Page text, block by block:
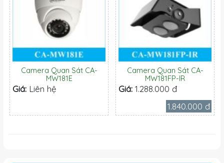
Camera Quan Sát CA-
MW181E
Giá: Liên hệ
Camera Quan Sát CA-
MW181FP-IR
Giá: 1.288.000 đ
1.840.000 đ